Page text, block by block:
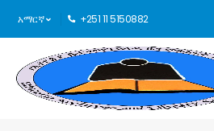
አማርኛ +251 11 5150882